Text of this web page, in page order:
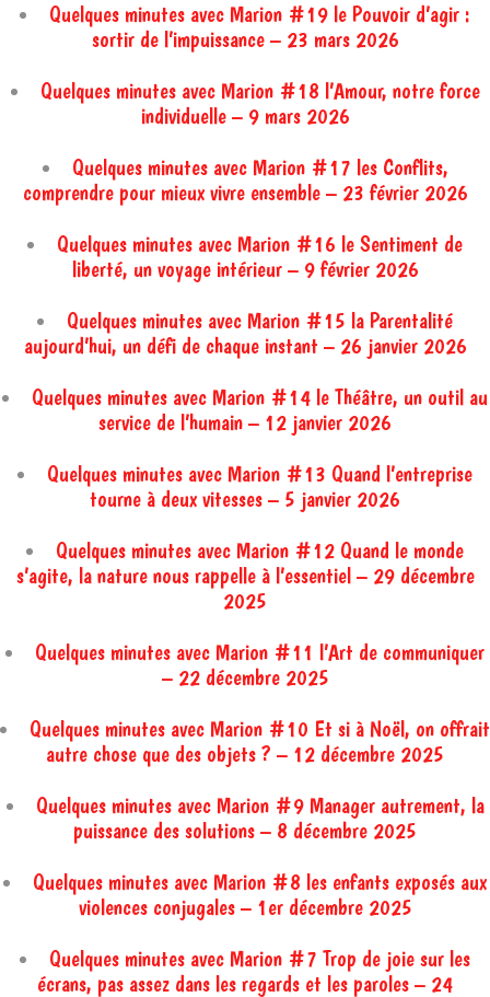
Quelques minutes avec Marion #19 le Pouvoir d’agir :
sortir de l’impuissance – 23 mars 2026
Quelques minutes avec Marion #18 l’Amour, notre force
individuelle – 9 mars 2026
Quelques minutes avec Marion #17 les Conflits,
comprendre pour mieux vivre ensemble – 23 février 2026
Quelques minutes avec Marion #16 le Sentiment de
liberté, un voyage intérieur – 9 février 2026
Quelques minutes avec Marion #15 la Parentalité
aujourd’hui, un défi de chaque instant – 26 janvier 2026
Quelques minutes avec Marion #14 le Théâtre, un outil au
service de l’humain – 12 janvier 2026
Quelques minutes avec Marion #13 Quand l’entreprise
tourne à deux vitesses – 5 janvier 2026
Quelques minutes avec Marion #12 Quand le monde
s’agite, la nature nous rappelle à l’essentiel – 29 décembre
2025
Quelques minutes avec Marion #11 l’Art de communiquer
– 22 décembre 2025
Quelques minutes avec Marion #10 Et si à Noël, on offrait
autre chose que des objets ? – 12 décembre 2025
Quelques minutes avec Marion #9 Manager autrement, la
puissance des solutions – 8 décembre 2025
Quelques minutes avec Marion #8 les enfants exposés aux
violences conjugales – 1er décembre 2025
Quelques minutes avec Marion #7 Trop de joie sur les
écrans, pas assez dans les regards et les paroles – 24